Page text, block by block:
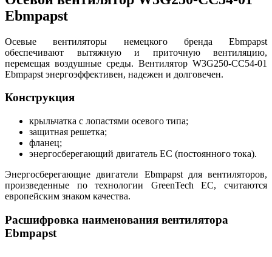
Ebmpapst
Осевые вентиляторы немецкого бренда Ebmpapst
обеспечивают вытяжную и приточную вентиляцию,
перемещая воздушные среды. Вентилятор W3G250-CC54-01
Ebmpapst энергоэффективен, надежен и долговечен.
Конструкция
крыльчатка с лопастями осевого типа;
защитная решетка;
фланец;
энергосберегающий двигатель EC (постоянного тока).
Энергосберегающие двигатели Ebmpapst для вентиляторов,
произведенные по технологии GreenTech EC, считаются
европейским знаком качества.
Расшифровка наименования вентилятора
Ebmpapst